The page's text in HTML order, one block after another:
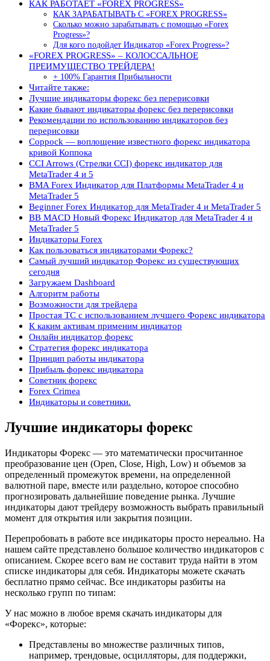
КАК РАБОТАЕТ «FOREX PROGRESS»
КАК ЗАРАБАТЫВАТЬ С «FOREX PROGRESS»
Сколько можно зарабатывать с помощью «Forex
Progress»?
Для кого подойдет Индикатор «Forex Progress»?
«FOREX PROGRESS» – КОЛОССАЛЬНОЕ
ПРЕИМУЩЕСТВО ТРЕЙДЕРА!
+ 100% Гарантия Прибыльности
Читайте также:
Лучшие индикаторы форекс без перерисовки
Какие бывают индикаторы форекс без перерисовки
Рекомендации по использованию индикаторов без
перерисовки
Coppock — воплощение известного форекс индикатора
кривой Коппока
CCI Arrows (Стрелки CCI) форекс индикатор для
MetaTrader 4 и 5
BMA Forex Индикатор для Платформы MetaTrader 4 и
MetaTrader 5
Beginner Forex Индикатор для MetaTrader 4 и MetaTrader 5
BB MACD Новый Форекс Индикатор для MetaTrader 4 и
MetaTrader 5
Индикаторы Forex
Как пользоваться индикаторами Форекс?
Самый лучший индикатор Форекс из существующих
сегодня
Загружаем Dashboard
Алгоритм работы
Возможности для трейдера
Простая ТС с использованием лучшего Форекс индикатора
К каким активам применим индикатор
Онлайн индикатор форекс
Стратегия форекс индикатора
Принцип работы индикатора
Прибыль форекс индикатора
Советник форекс
Forex Crimea
Индикаторы и советники.
Лучшие индикаторы форекс
Индикаторы Форекс — это математически просчитанное
преобразование цен (Open, Close, High, Low) и объемов за
определенный промежуток времени, на определенной
валютной паре, вместе или раздельно, которое способно
прогнозировать дальнейшие поведение рынка. Лучшие
индикаторы дают трейдеру возможность выбрать правильный
момент для открытия или закрытия позиции.
Перепробовать в работе все индикаторы просто нереально. На
нашем сайте представлено большое количество индикаторов с
описанием. Скорее всего вам не составит труда найти в этом
списке индикаторы для себя. Индикаторы можете скачать
бесплатно прямо сейчас. Все индикаторы разбиты на
несколько групп по типам:
У нас можно в любое время скачать индикаторы для
«Форекс», которые:
Представлены во множестве различных типов,
например, трендовые, осцилляторы, для поддержки,